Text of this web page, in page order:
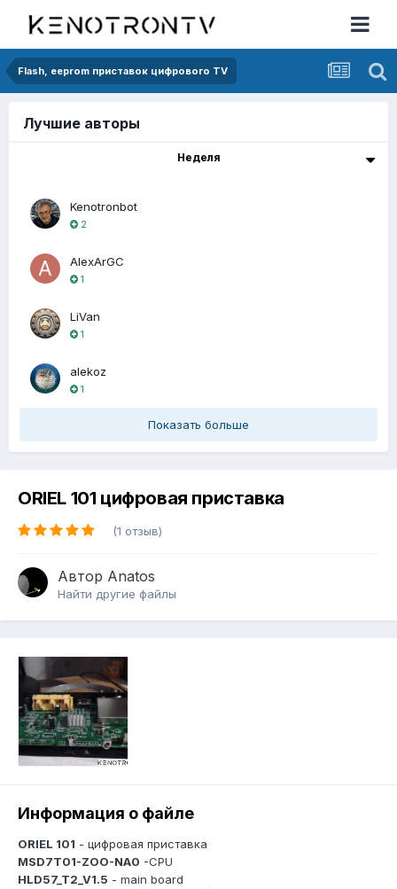
Flash, eeprom приставок цифрового TV
Лучшие авторы
Неделя
Kenotronbot
2
AlexArGC
1
LiVan
1
alekoz
1
Показать больше
ORIEL 101 цифровая приставка
(1 отзыв)
Автор Anatos
Найти другие файлы
Информация о файле
ORIEL 101 - цифровая приставка
MSD7T01-ZOO-NA0 -CPU
HLD57_T2_V1.5 - main board